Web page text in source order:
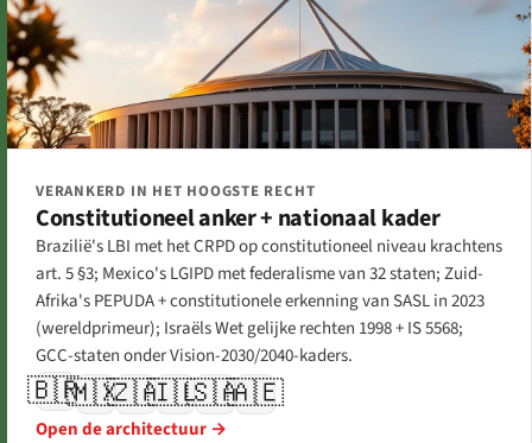
VERANKERD IN HET HOOGSTE RECHT
Constitutioneel anker + nationaal kader
Brazilië's LBI met het CRPD op constitutioneel niveau krachtens
art. 5 §3; Mexico's LGIPD met federalisme van 32 staten; Zuid-
Afrika's PEPUDA + constitutionele erkenning van SASL in 2023
(wereldprimeur); Israëls Wet gelijke rechten 1998 + IS 5568;
GCC-staten onder Vision-2030/2040-kaders.
🇧🇷🇲🇽🇿🇦🇮🇱🇸🇦🇦🇪
Open de architectuur →